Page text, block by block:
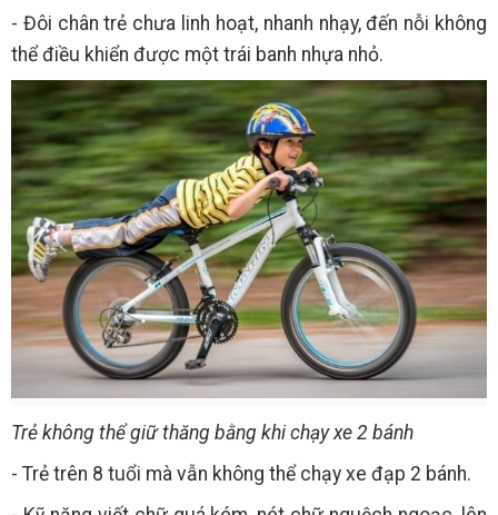
- Đôi chân trẻ chưa linh hoạt, nhanh nhạy, đến nỗi không
thể điều khiển được một trái banh nhựa nhỏ.
Trẻ không thể giữ thăng bằng khi chạy xe 2 bánh
- Trẻ trên 8 tuổi mà vẫn không thể chạy xe đạp 2 bánh.